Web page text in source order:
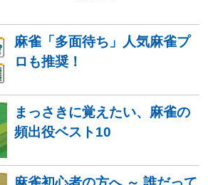
麻雀「多面待ち」人気麻雀プ
ロも推奨！
まっさきに覚えたい、麻雀の
頻出役ベスト10